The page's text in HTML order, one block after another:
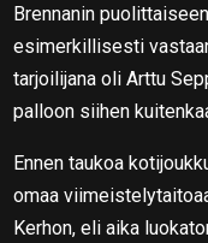
Brennanin
esimerkillisesti
tarjoilijana oli Arttu
palloon siihen
Ennen taukoa
omaa
Kerhon, eli aika